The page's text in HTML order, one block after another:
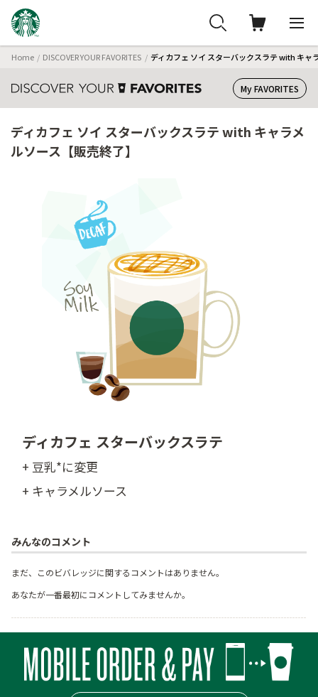
Home DISCOVER YOUR FAVORITES ディカフェ ソイ スターバックスラテ with キャ
My FAVORITES
ディカフェ ソイ スターバックスラテ with キャラメ
ルソース【販売終了】
ディカフェ スターバックスラテ
+ 豆乳*に変更
+ キャラメルソース
みんなのコメント
まだ、このビバレッジに関するコメントはありません。
あなたが一番最初にコメントしてみませんか。